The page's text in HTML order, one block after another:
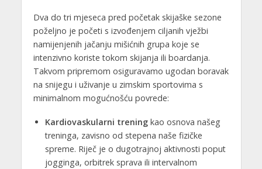
Dva do tri mjeseca pred početak skijaške sezone
poželjno je početi s izvođenjem ciljanih vježbi
namijenjenih jačanju mišićnih grupa koje se
intenzivno koriste tokom skijanja ili boardanja.
Takvom pripremom osiguravamo ugodan boravak
na snijegu i uživanje u zimskim sportovima s
minimalnom mogućnošću povrede:
Kardiovaskularni treningkao osnova našeg
treninga, zavisno od stepena naše fizičke
spreme. Riječ je o dugotrajnoj aktivnosti poput
jogginga, orbitrek sprava ili intervalnom